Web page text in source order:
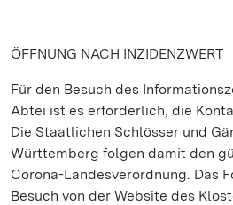
ÖFFNUNG NACH INZIDENZWERT
Für den Besuch des
Abtei ist es erforderlich, die
Die Staatlichen Schlösser und
Württemberg folgen damit den
Corona-Landesverordnung. Das
Besuch von der Website des